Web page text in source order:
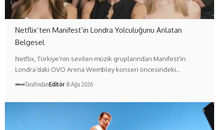
Netflix’ten Manifest’in Londra Yolculuğunu Anlatan
Belgesel
Netflix, Türkiye’nin sevilen müzik gruplarından Manifest’in
Londra’daki OVO Arena Wembley konseri öncesindeki…
TarafındanEditör 8 Ağu 2026